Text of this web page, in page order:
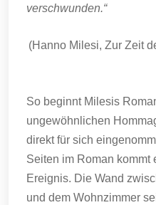
verschwunden.“
(Hanno Milesi, Zur Zeit
So beginnt Milesis
ungewöhnlichen
direkt für sich
Seiten im Roman kommt
Ereignis. Die Wand
und dem Wohnzimmer